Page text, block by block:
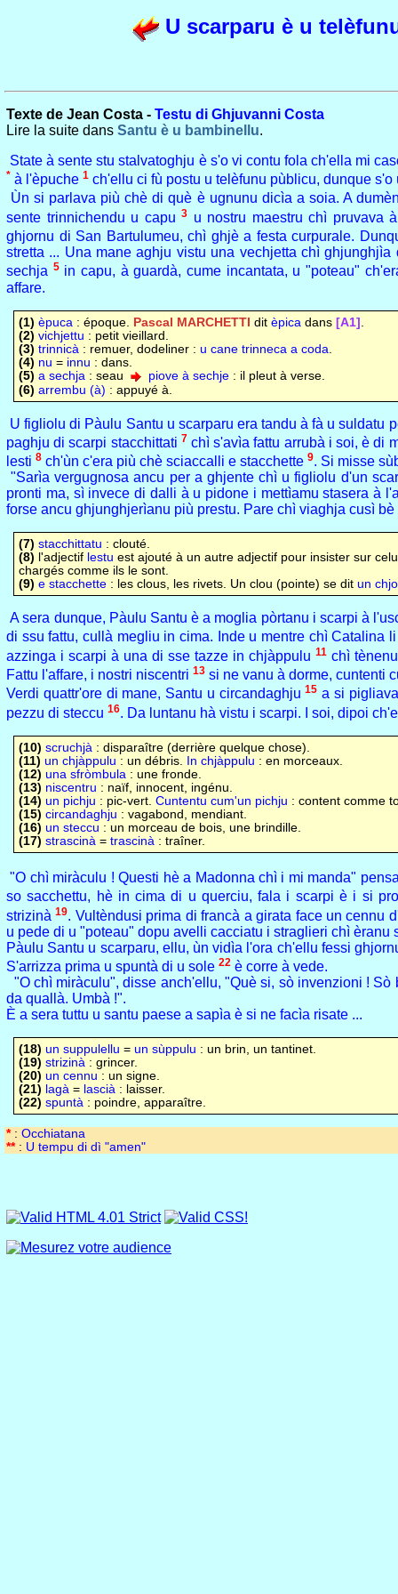
U scarparu è u
Texte de Jean Costa - Testu di Ghjuvanni Costa
Lire la suite dans Santu è u bambinellu.
State à sente stu stalvatoghju è s'o vi contu fola ch'ella mi
* à l'èpuche 1 ch'ellu ci fù postu u telèfunu pùblicu, dunque
Ùn si parlava più chè di què è ugnunu dicìa a soia. A
sente trinnichendu u capu 3 u nostru maestru chì pruvava
ghjornu di San Bartulumeu, chì ghjè a festa curpurale.
stretta ... Una mane aghju vistu una vechjetta chì
sechja 5in capu, à guardà, cume incantata, u "poteau"
affare.
(1) èpuca : époque. Pascal MARCHETTI dit èpica dans [A1]
(2) vichjettu : petit vieillard.
(3) trinnicà : remuer, dodeliner : u cane trinneca a coda
(4) nu = innu : dans.
(5) a sechja : seau piove à sechje: il pleut à verse.
(6) arrembu (à) : appuyé à.
U figliolu di Pàulu Santu u scarparu era tandu à fà u suldatu
paghju di scarpi stacchittati 7 chì s'avìa fattu arrubà i soi, è di
lesti 8 ch'ùn c'era più chè sciaccalli e stacchette 9. Si misse
"Sarìa vergugnosa ancu per a ghjente chì u figliolu d'un
pronti ma, sì invece di dalli à u pidone i mettìamu stasera à
forse ancu ghjunghjerìanu più prestu. Pare chì viaghja cusì
(7) stacchittatu : clouté.
(8) l'adjectif lestu est ajouté à un autre adjectif pour insister sur
chargés comme ils le sont.
(9) e stacchette: les clous, les rivets. Un clou (pointe) se dit un
A sera dunque, Pàulu Santu è a moglia pòrtanu i scarpi à
di ssu fattu, cullà megliu in cima. Inde u mentre chì
azzinga i scarpi à una di sse tazze in chjàppulu11 chì
Fattu l'affare, i nostri niscentri 13 si ne vanu à dorme, cuntenti
Verdi quattr'ore di mane, Santu u circandaghju15 a si
pezzu di steccu 16. Da luntanu hà vistu i scarpi. I soi, dipoi
(10) scruchjà: disparaître (derrière quelque chose).
(11) un chjàppulu : un débris. In chjàppulu : en morceaux.
(12) una sfròmbula: une fronde.
(13) niscentru : naïf, innocent, ingénu.
(14) un pichju : pic-vert. Cuntentu cum'un pichju : content comme
(15) circandaghju : vagabond, mendiant.
(16) un steccu : un morceau de bois, une brindille.
(17) strascinà= trascinà: traîner.
"O chì miràculu ! Questi hè a Madonna chì i mi manda"
so sacchettu, hè in cima di u querciu, fala i scarpi è i si
strizinà19. Vultèndusi prima di francà a girata face un cennu
u pede di u "poteau" dopu avelli cacciatu i straglieri chì èranu
Pàulu Santu u scarparu, ellu, ùn vidìa l'ora ch'ellu fessi
S'arrizza prima u spuntà di u sole 22 è corre à vede.
"O chì miràculu", disse anch'ellu, "Què si, sò invenzioni !
da quallà. Umbà !".
È a sera tuttu u santu paese a sapìa è si ne facìa risate ...
(18) un suppulellu =un sùppulu : un brin, un tantinet.
(19) strizinà: grincer.
(20) un cennu : un signe.
(21) lagà= lascià: laisser.
(22) spuntà: poindre, apparaître.
*: Occhiatana
**: U tempu di dì "amen"